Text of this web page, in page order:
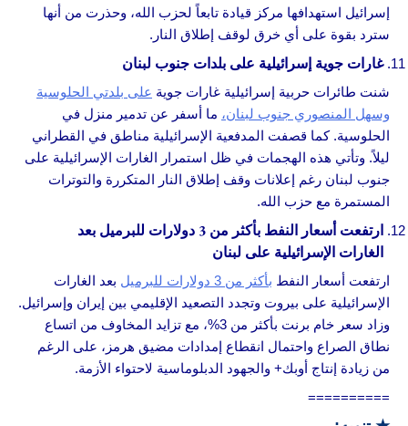
إسرائيل استهدافها مركز قيادة تابعاً لحزب الله، وحذرت من أنها
سترد بقوة على أي خرق لوقف إطلاق النار.
غارات جوية إسرائيلية على بلدات جنوب لبنان
شنت طائرات حربية إسرائيلية غارات جوية على بلدتي الحلوسية
وسهل المنصوري جنوب لبنان، ما أسفر عن تدمير منزل في
الحلوسية. كما قصفت المدفعية الإسرائيلية مناطق في القطراني
ليلاً. وتأتي هذه الهجمات في ظل استمرار الغارات الإسرائيلية على
جنوب لبنان رغم إعلانات وقف إطلاق النار المتكررة والتوترات
المستمرة مع حزب الله.
ارتفعت أسعار النفط بأكثر من 3 دولارات للبرميل بعد
الغارات الإسرائيلية على لبنان
ارتفعت أسعار النفط بأكثر من 3 دولارات للبرميل
بعد الغارات
الإسرائيلية على بيروت وتجدد التصعيد الإقليمي بين إيران وإسرائيل.
وزاد سعر خام برنت بأكثر من 3%، مع تزايد المخاوف من اتساع
نطاق الصراع واحتمال انقطاع إمدادات مضيق هرمز، على الرغم
من زيادة إنتاج أوبك+ والجهود الدبلوماسية لاحتواء الأزمة.
==========